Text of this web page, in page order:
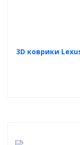
3D коврики